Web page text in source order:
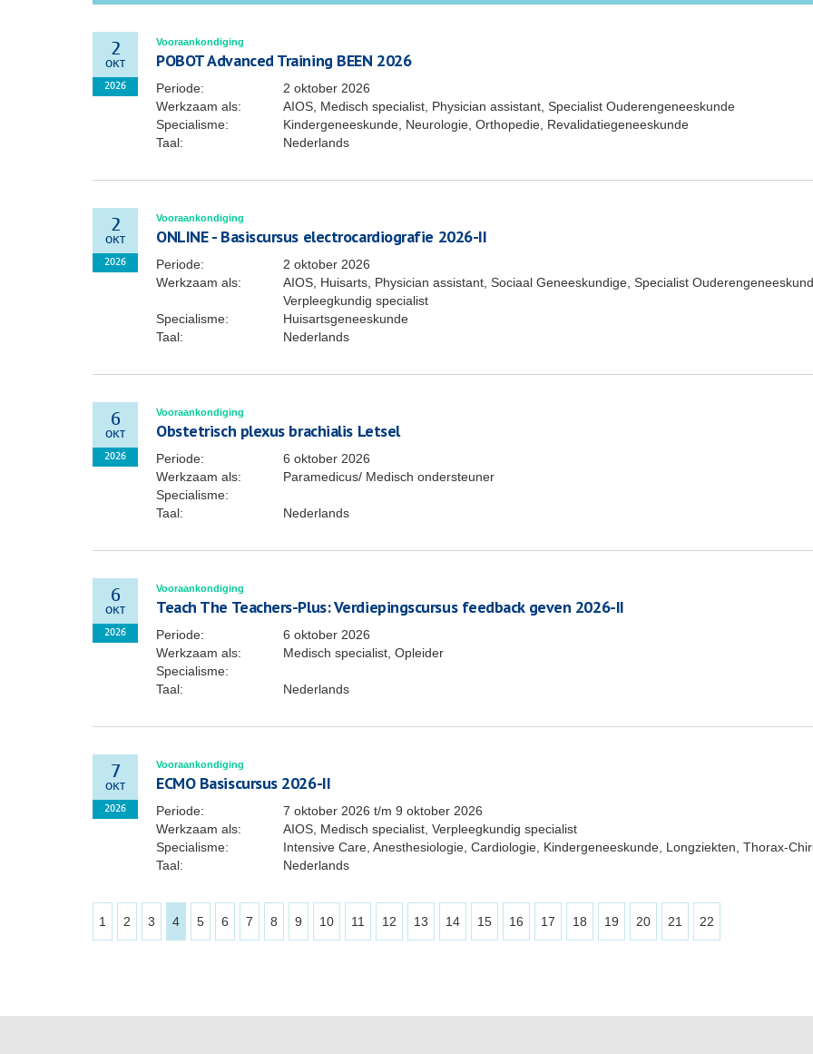
2
OKT
2026
Vooraankondiging
POBOT Advanced Training BEEN 2026
Periode:
2 oktober 2026
Werkzaam als:
AIOS, Medisch specialist, Physician assistant, Specialist Ouderengeneeskunde
Specialisme:
Kindergeneeskunde, Neurologie, Orthopedie, Revalidatiegeneeskunde
Taal:
Nederlands
2
OKT
2026
Vooraankondiging
ONLINE - Basiscursus electrocardiografie 2026-II
Periode:
2 oktober 2026
Werkzaam als:
AIOS, Huisarts, Physician assistant, Sociaal Geneeskundige, Specialist
Verpleegkundig specialist
Specialisme:
Huisartsgeneeskunde
Taal:
Nederlands
6
OKT
2026
Vooraankondiging
Obstetrisch plexus brachialis Letsel
Periode:
6 oktober 2026
Werkzaam als:
Paramedicus/ Medisch ondersteuner
Specialisme:
Taal:
Nederlands
6
OKT
2026
Vooraankondiging
Teach The Teachers-Plus: Verdiepingscursus feedback geven 2026-II
Periode:
6 oktober 2026
Werkzaam als:
Medisch specialist, Opleider
Specialisme:
Taal:
Nederlands
7
OKT
2026
Vooraankondiging
ECMO Basiscursus 2026-II
Periode: 7 oktober 2026 t/m 9 oktober 2026
Werkzaam als:
AIOS, Medisch specialist, Verpleegkundig specialist
Specialisme:
Intensive Care, Anesthesiologie, Cardiologie, Kindergeneeskunde, Longziekten, Thorax-
Taal:
Nederlands
1 2 3 4 5 6 7 8 9 10 11 12 13 14 15 16 17 18 19 20 21 22